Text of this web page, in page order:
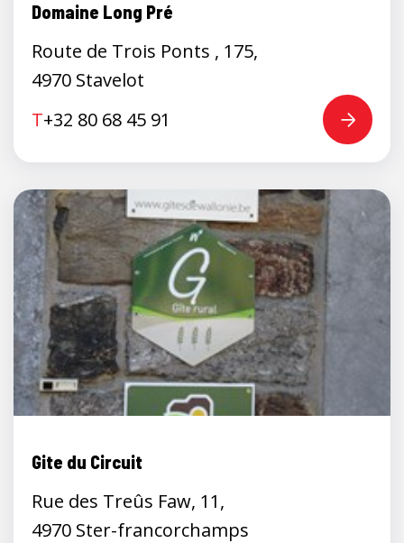
Domaine Long Pré
Route de Trois Ponts , 175,
4970 Stavelot
T+32 80 68 45 91
Gite du Circuit
Rue des Treûs Faw, 11,
4970 Ster-francorchamps